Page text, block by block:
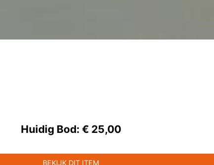
Huidig Bod: € 25,00
BEKIJK DIT ITEM